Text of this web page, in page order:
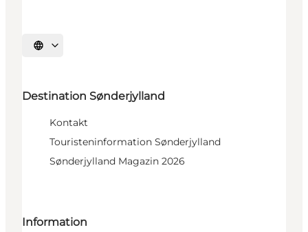
Sprache auswählen
Destination Sønderjylland
Kontakt
Touristeninformation Sønderjylland
Sønderjylland Magazin 2026
Information